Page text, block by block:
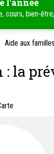
l'année
cours, bien-
Aide aux familles
la